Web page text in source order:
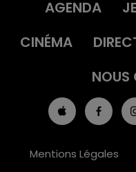
AGENDA
CINÉMA
NOUS
Mentions Légales